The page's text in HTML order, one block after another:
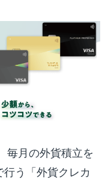
毎月の外貨積立を
う「外貨クレカ